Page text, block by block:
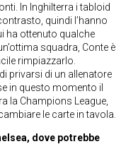
In Inghilterra i tabloid
quindi l’hanno
ha ottenuto qualche
squadra, Conte è
rimpiazzarlo.
privarsi di un allenatore
in questo momento il
la Champions League,
le carte in tavola.
dove potrebbe